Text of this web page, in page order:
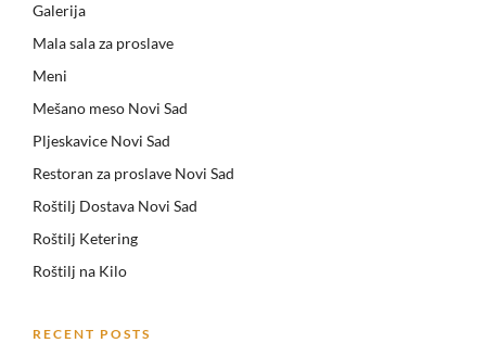
Galerija
Mala sala za proslave
Meni
Mešano meso Novi Sad
Pljeskavice Novi Sad
Restoran za proslave Novi Sad
Roštilj Dostava Novi Sad
Roštilj Ketering
Roštilj na Kilo
RECENT POSTS